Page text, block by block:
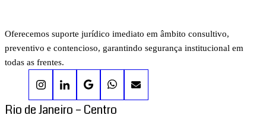
Oferecemos suporte jurídico imediato em âmbito consultivo,
preventivo e contencioso, garantindo segurança institucional em
todas as frentes.
Rio de Janeiro – Centro